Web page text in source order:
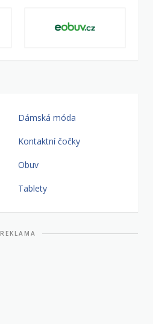
Dámská móda
Kontaktní čočky
Obuv
Tablety
REKLAMA